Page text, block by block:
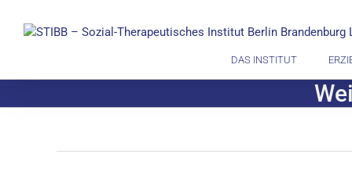
Inhalt
DAS INSTITUT